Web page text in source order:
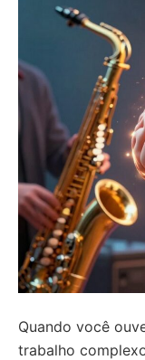
Quando você
trabalho